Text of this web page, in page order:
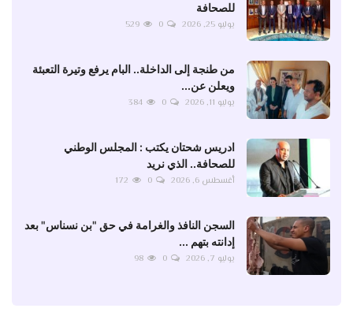
للصحافة
يوليو 25, 2026
0
529
من طنجة إلى الداخلة.. البام يرفع وتيرة التعبئة
ويعلن عن...
يوليو 11, 2026
0
384
ادريس شحتان يكتب : المجلس الوطني
للصحافة.. الذي نريد
أغسطس 6, 2026
0
172
السجن النافذ والغرامة في حق "بن نسناس" بعد
إدانته بتهم ...
يوليو 7, 2026
0
98